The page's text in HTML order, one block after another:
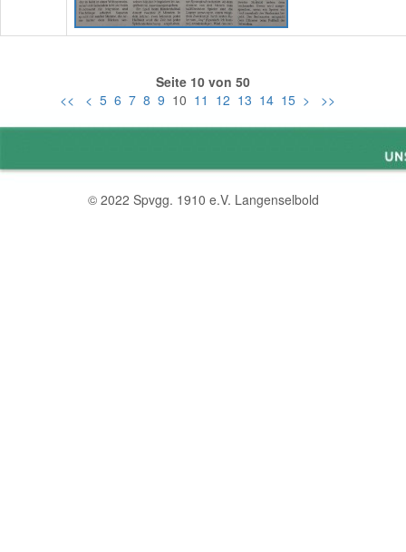
Seite 10 von 50
<<
< 5 6 7 8 9 10 11 12 13 14 15 > >>
© 2022 Spvgg. 1910 e.V. Langenselbold